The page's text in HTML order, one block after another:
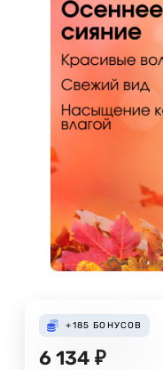
+185 БОНУСОВ
6 134 ₽